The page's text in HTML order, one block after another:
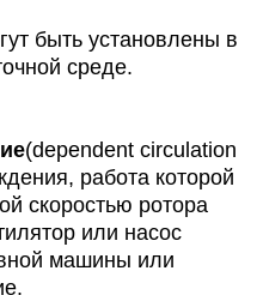
быть установлены в
среде.
(dependent circulation
работа которой
скоростью ротора
или насос
машины или